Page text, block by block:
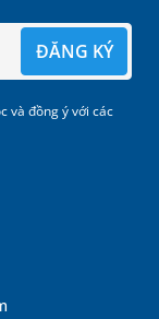
ĐĂNG KÝ
và đồng ý với các